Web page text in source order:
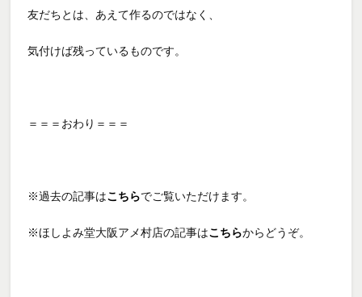
友だちとは、あえて作るのではなく、
気付けば残っているものです。
＝＝＝おわり＝＝＝
※過去の記事はこちらでご覧いただけます。
※ほしよみ堂大阪アメ村店の記事はこちらからどうぞ。